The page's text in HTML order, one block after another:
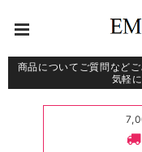
商品についてご質問など
気軽